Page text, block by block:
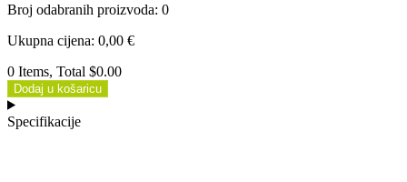
Broj odabranih proizvoda: 0
Ukupna cijena: 0,00 €
0 Items, Total $0.00
Dodaj u košaricu
Specifikacije